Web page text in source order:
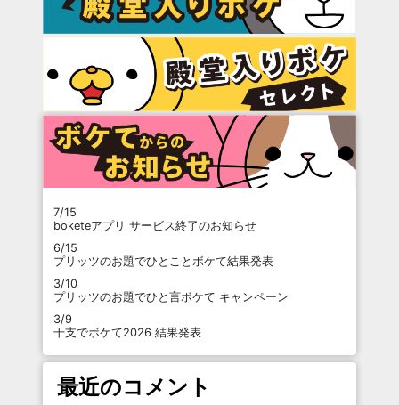
7/15
boketeアプリ サービス終了のお知らせ
6/15
プリッツのお題でひとことボケて結果発表
3/10
プリッツのお題でひと言ボケて キャンペーン
3/9
干支でボケて2026 結果発表
最近のコメント